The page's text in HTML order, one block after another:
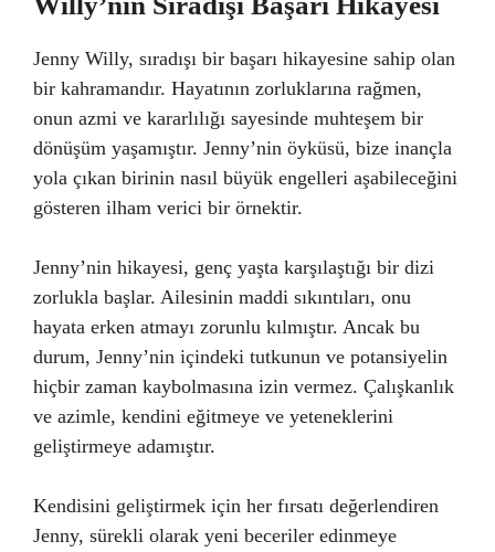
Jenny Willy, sıradışı bir başarı hikayesine sahip olan
bir kahramandır. Hayatının zorluklarına rağmen,
onun azmi ve kararlılığı sayesinde muhteşem bir
dönüşüm yaşamıştır. Jenny’nin öyküsü, bize inançla
yola çıkan birinin nasıl büyük engelleri aşabileceğini
gösteren ilham verici bir örnektir.
Jenny’nin hikayesi, genç yaşta karşılaştığı bir dizi
zorlukla başlar. Ailesinin maddi sıkıntıları, onu
hayata erken atmayı zorunlu kılmıştır. Ancak bu
durum, Jenny’nin içindeki tutkunun ve potansiyelin
hiçbir zaman kaybolmasına izin vermez. Çalışkanlık
ve azimle, kendini eğitmeye ve yeteneklerini
geliştirmeye adamıştır.
Kendisini geliştirmek için her fırsatı değerlendiren
Jenny, sürekli olarak yeni beceriler edinmeye